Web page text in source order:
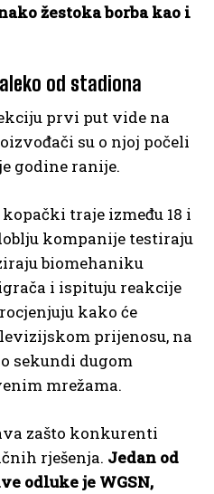
žestoka borba kao i
od stadiona
prvi put vide na
su o njoj počeli
godine ranije.
traje između 18 i
kompanije testiraju
biomehaniku
i ispituju reakcije
kako će
prijenosu, na
sekundi dugom
mrežama.
zašto konkurenti
rješenja. Jedan od
odluke je WGSN,